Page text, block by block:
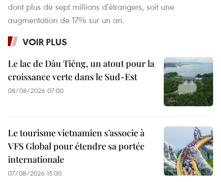
dont plus de sept millions d'étrangers, soit une
augmentation de 17% sur un an.
VOIR PLUS
Le lac de Dâu Tiêng, un atout pour la
croissance verte dans le Sud-Est
08/08/2026 07:00
Le tourisme vietnamien s’associe à
VFS Global pour étendre sa portée
internationale
07/08/2026 15:00